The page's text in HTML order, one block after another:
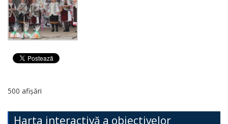
500 afișări
Harta interactivă a obiectivelor